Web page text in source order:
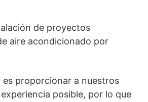
de proyectos
aire acondicionado por
proporcionar a nuestros
posible, por lo que